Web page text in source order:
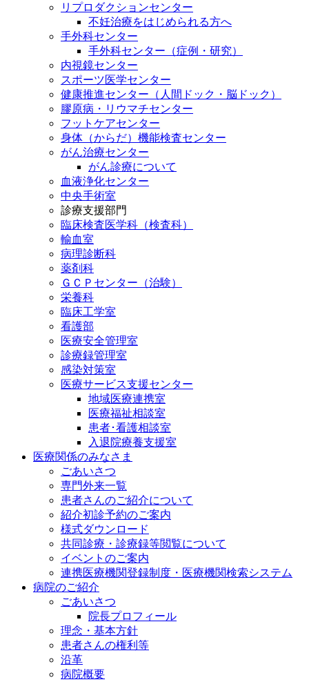
リプロダクションセンター
不妊治療をはじめられる方へ
手外科センター
手外科センター（症例・研究）
内視鏡センター
スポーツ医学センター
健康推進センター（人間ドック・脳ドック）
膠原病・リウマチセンター
フットケアセンター
身体（からだ）機能検査センター
がん治療センター
がん診療について
血液浄化センター
中央手術室
診療支援部門
臨床検査医学科（検査科）
輸血室
病理診断科
薬剤科
ＧＣＰセンター（治験）
栄養科
臨床工学室
看護部
医療安全管理室
診療録管理室
感染対策室
医療サービス支援センター
地域医療連携室
医療福祉相談室
患者･看護相談室
入退院療養支援室
医療関係のみなさま
ごあいさつ
専門外来一覧
患者さんのご紹介について
紹介初診予約のご案内
様式ダウンロード
共同診療・診療録等閲覧について
イベントのご案内
連携医療機関登録制度・医療機関検索システム
病院のご紹介
ごあいさつ
院長プロフィール
理念・基本方針
患者さんの権利等
沿革
病院概要